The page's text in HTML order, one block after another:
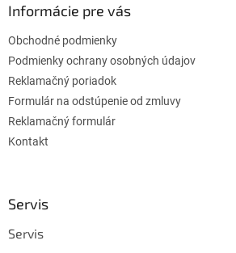
Informácie pre vás
Obchodné podmienky
Podmienky ochrany osobných údajov
Reklamačný poriadok
Formulár na odstúpenie od zmluvy
Reklamačný formulár
Kontakt
Servis
Servis